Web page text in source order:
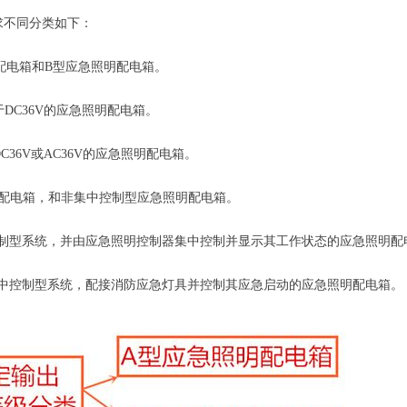
同分类如下：
箱和B型应急照明配电箱。
的应急照明配电箱。
或AC36V的应急照明配电箱。
箱，和非集中控制型应急照明配电箱。
系统，并由应急照明控制器集中控制并显示其工作状态的应急照明配
型系统，配接消防应急灯具并控制其应急启动的应急照明配电箱。